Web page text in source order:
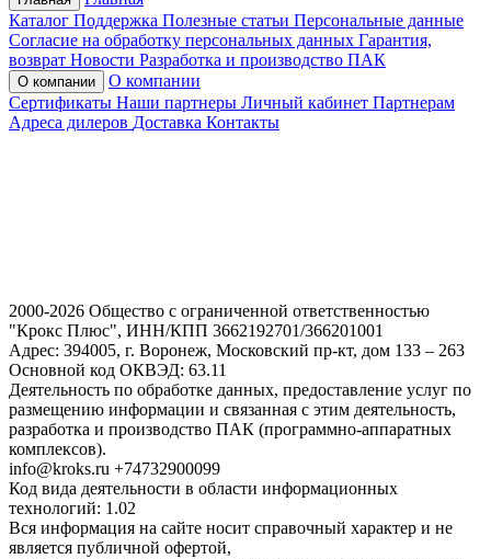
Каталог Поддержка Полезные статьи Персональные данные
Согласие на обработку персональных данных Гарантия,
возврат Новости Разработка и производство ПАК
О компании
О компании
Сертификаты Наши партнеры Личный кабинет Партнерам
Адреса дилеров Доставка Контакты
2000-2026 Общество с ограниченной ответственностью
"Крокс Плюс", ИНН/КПП 3662192701/366201001
Адрес: 394005, г. Воронеж, Московский пр-кт, дом 133 – 263
Основной код ОКВЭД: 63.11
Деятельность по обработке данных, предоставление услуг по
размещению информации и связанная с этим деятельность,
разработка и производство ПАК (программно-аппаратных
комплексов).
info@kroks.ru +74732900099
Код вида деятельности в области информационных
технологий: 1.02
Вся информация на сайте носит справочный характер и не
является публичной офертой,